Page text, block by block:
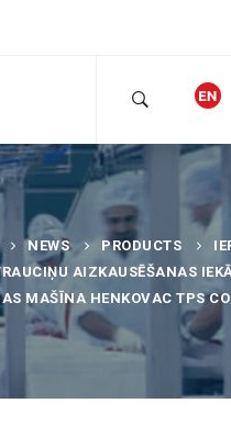
NEWS PRODUCTS
AIZKAUSĒŠANAS
MAŠĪNA HENKOVAC TPS